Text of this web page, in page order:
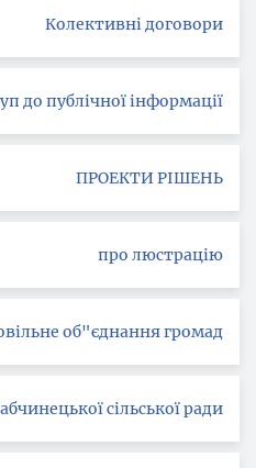
Колективні договори
до публічної інформації
ПРОЕКТИ РІШЕНЬ
про люстрацію
об"єднання громад
Програми Бабчинецької сільської ради